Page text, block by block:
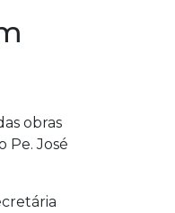
obras
Pe. José